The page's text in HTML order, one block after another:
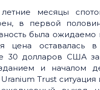
месяцы
в первой
была ожидаемо
цена оставалась в
30 долларов США
и началом
Trust ситуация